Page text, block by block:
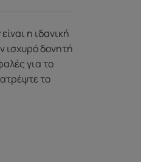
η ιδανική
ισχυρό δονητή
για το
το